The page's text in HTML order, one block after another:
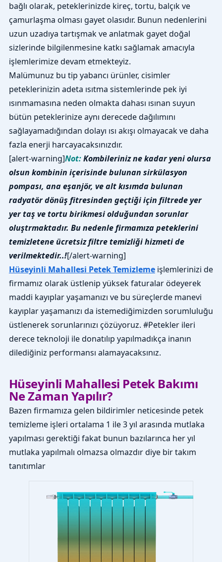
bağlı olarak, peteklerinizde kireç, tortu, balçık ve
çamurlaşma olması gayet olasıdır. Bunun nedenlerini
uzun uzadıya tartışmak ve anlatmak gayet doğal
sizlerinde bilgilenmesine katkı sağlamak amacıyla
işlemlerimize devam etmekteyiz.
Malümunuz bu tip yabancı ürünler, cisimler
peteklerinizin adeta ısıtma sistemlerinde pek iyi
ısınmamasına neden olmakta dahası ısınan suyun
bütün peteklerinize aynı derecede dağılımını
sağlayamadığından dolayı ısı akışı olmayacak ve daha
fazla enerji harcayacaksınızdır.
[alert-warning]Not:Kombileriniz ne kadar yeni olursa
olsun kombinin içerisinde bulunan sirkülasyon
pompası, ana eşanjör, ve alt kısımda bulunan
radyatör dönüş fitresinden geçtiği için filtrede yer
yer taş ve tortu birikmesi olduğundan sorunlar
oluştrmaktadır. Bu nedenle firmamıza peteklerini
temizletene ücretsiz filtre temizliği hizmeti de
verilmektedir..![/alert-warning]
Hüseyinli Mahallesi Petek Temizlemeişlemlerinizi de
firmamız olarak üstlenip yüksek faturalar ödeyerek
maddi kayıplar yaşamanızı ve bu süreçlerde manevi
kayıplar yaşamanızı da istemediğimizden sorumluluğu
üstlenerek sorunlarınızı çözüyoruz. #Petekler ileri
derece teknoloji ile donatılıp yapılmadıkça inanın
dilediğiniz performansı alamayacaksınız.
Hüseyinli Mahallesi Petek Bakımı
Ne Zaman Yapılır?
Bazen firmamıza gelen bildirimler neticesinde petek
temizleme işleri ortalama 1 ile 3 yıl arasında mutlaka
yapılması gerektiği fakat bunun bazılarınca her yıl
mutlaka yapılmalı olmazsa olmazdır diye bir takım
tanıtımlar